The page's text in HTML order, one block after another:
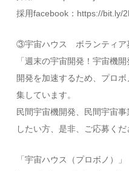
採用facebook：https://bit.ly/
③宇宙ハウス ボランティア
「週末の宇宙開発！宇宙機
開発を加速するため、プロ
集しています。
民間宇宙機開発、民間宇宙
したい方、是非、ご応募くだ
「宇宙ハウス（プロボノ）」